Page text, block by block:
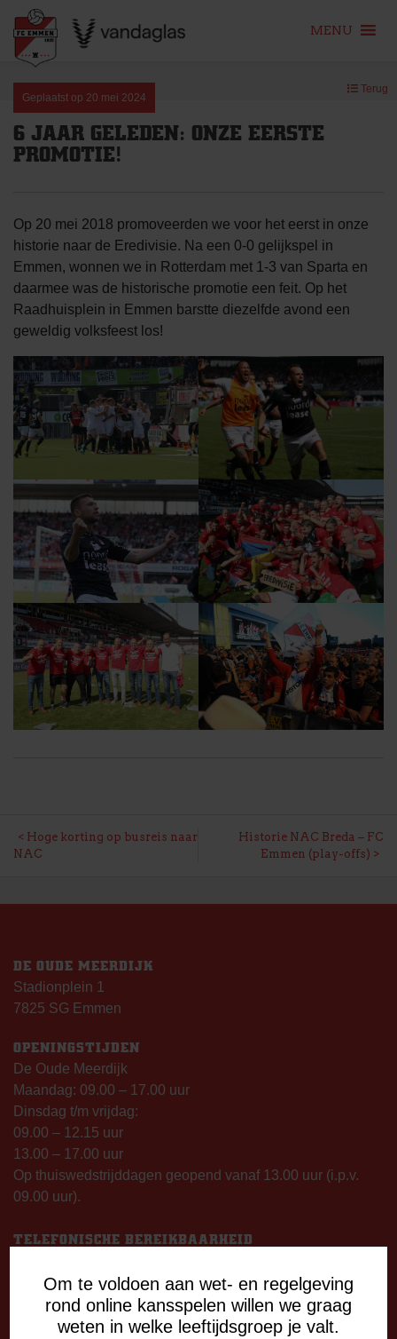
Om te voldoen aan wet- en regelgeving
rond online kansspelen willen we graag
weten in welke leeftijdsgroep je valt.
content
MENU
Geplaatst op 20 mei 2024
Terug
6 JAAR GELEDEN: ONZE EERSTE
PROMOTIE!
Op 20 mei 2018 promoveerden we voor het eerst in onze
historie naar de Eredivisie. Na een 0-0 gelijkspel in
Emmen, wonnen we in Rotterdam met 1-3 van Sparta en
daarmee was de historische promotie een feit. Op het
Raadhuisplein in Emmen barstte diezelfde avond een
geweldig volksfeest los!
BERICHT
Hoge korting op busreis naar
NAC
Historie NAC Breda – FC
Emmen (play-offs)
DE OUDE MEERDIJK
Stadionplein 1
7825 SG Emmen
OPENINGSTIJDEN
De Oude Meerdijk
Maandag: 09.00 – 17.00 uur
Dinsdag t/m vrijdag:
09.00 – 12.15 uur
13.00 – 17.00 uur
Op thuiswedstrijddagen geopend vanaf 13.00 uur (i.p.v.
09.00 uur).
TELEFONISCHE BEREIKBAARHEID
Dinsdag
09:00 - 12:15 uur
13:00 - 17:00 uur